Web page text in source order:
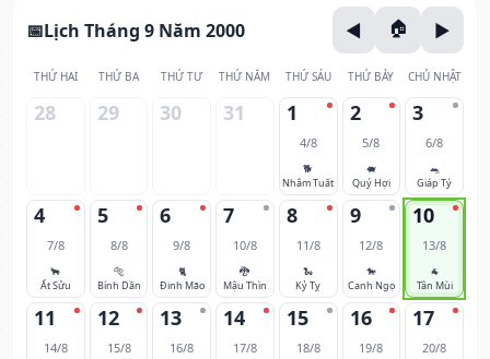
Lịch Tháng 9 Năm 2000
THỨ HAI THỨ BA THỨ TƯ THỨ NĂM THỨ SÁU THỨ BẢY CHỦ NHẬT
28 29 30 31 1
4/8
🐕
Nhâm Tuất
2
5/8
🐖
Quý Hợi
3
6/8
🐀
Giáp Tý
4
7/8
🐂
Ất Sửu
5
8/8
🐅
Bính Dần
6
9/8
🐈
Đinh Mão
7
10/8
🐉
Mậu Thìn
8
11/8
🐍
Kỷ Tỵ
9
12/8
🐎
Canh Ngọ
10
13/8
🐐
Tân Mùi
11
14/8
12
15/8
13
16/8
14
17/8
15
18/8
16
19/8
17
20/8